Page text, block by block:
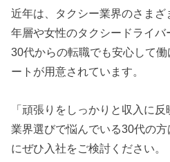
近年は、タクシー業界のさま
年層や女性のタクシードライバ
30代からの転職でも安心して
ートが用意されています。
「頑張りをしっかりと収入に
業界選びで悩んでいる30代の
にぜひ入社をご検討ください。